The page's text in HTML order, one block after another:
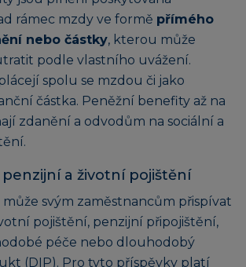
rámec mzdy ve formě přímého
nebo částky, kterou může
podle vlastního uvážení.
spolu se mzdou či jako
částka. Peněžní benefity až na
zdanění a odvodům na sociální a
penzijní a životní pojištění
svým zaměstnancům přispívat
pojištění, penzijní připojištění,
péče nebo dlouhodobý
(DIP). Pro tyto příspěvky platí